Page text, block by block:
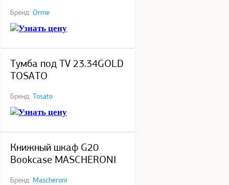
Бренд: Orme
Узнать цену
Тумба под TV 23.34GOLD
TOSATO
Бренд: Tosato
Узнать цену
Книжный шкаф G20
Bookcase MASCHERONI
Бренд: Mascheroni